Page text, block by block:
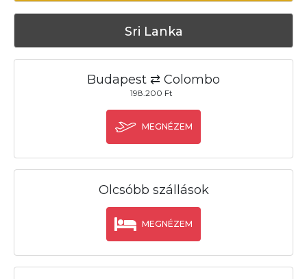
Sri Lanka
Budapest ⇄ Colombo
198.200 Ft
MEGNÉZEM
Olcsóbb szállások
MEGNÉZEM